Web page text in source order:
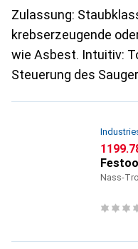
Zulassung:
krebserzeugende
wie Asbest. Intuitiv:
Steuerung des
CHF
Nass-